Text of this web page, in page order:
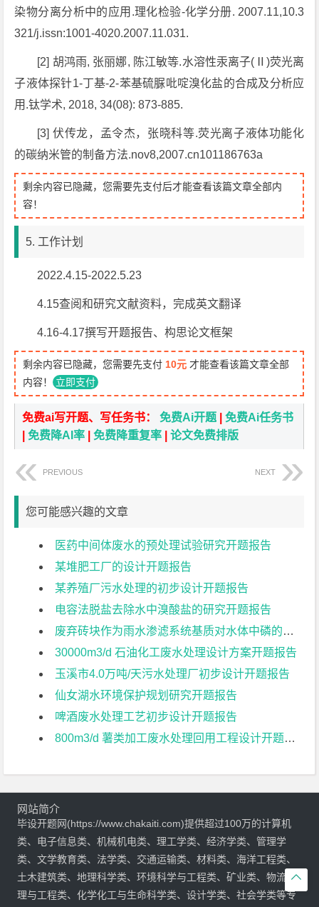
染物分离分析中的应用.理化检验-化学分册. 2007.11,10.3
321/j.issn:1001-4020.2007.11.031.
[2] 胡鸿雨, 张丽娜, 陈江敏等.水溶性汞离子(Ⅱ)荧光离
子液体探针1-丁基-2-苯基硫脲吡啶溴化盐的合成及分析应
用.钛学术, 2018, 34(08): 873-885.
[3]伏传龙，孟令杰，张晓科等.荧光离子液体功能化
的碳纳米管的制备方法.nov8,2007.cn101186763a
剩余内容已隐藏，您需要先支付后才能查看该篇文章全部内
容！
5. 工作计划
2022.4.15-2022.5.23
4.15查阅和研究文献资料，完成英文翻译
4.16-4.17撰写开题报告、构思论文框架
剩余内容已隐藏，您需要先支付 10元 才能查看该篇文章全部
内容！ 立即支付
免费ai写开题、写任务书：免费Ai开题 |免费Ai任务书
|免费降AI率 |免费降重复率 |论文免费排版
PREVIOUS NEXT
您可能感兴趣的文章
医药中间体废水的预处理试验研究开题报告
某堆肥工厂的设计开题报告
某养殖厂污水处理的初步设计开题报告
电容法脱盐去除水中溴酸盐的研究开题报告
废弃砖块作为雨水渗滤系统基质对水体中磷的吸附特征研究开题报告
30000m3/d 石油化工废水处理设计方案开题报告
玉溪市4.0万吨/天污水处理厂初步设计开题报告
仙女湖水环境保护规划研究开题报告
啤酒废水处理工艺初步设计开题报告
800m3/d 薯类加工废水处理回用工程设计开题报告

网站简介
毕设开题网(https://www.chakaiti.com)提供超过100万的计算机
类、电子信息类、机械机电类、理工学类、经济学类、管理学
类、文学教育类、法学类、交通运输类、材料类、海洋工程类、
土木建筑类、地理科学类、环境科学与工程类、矿业类、物流管
理与工程类、化学化工与生命科学类、设计学类、社会学类等专